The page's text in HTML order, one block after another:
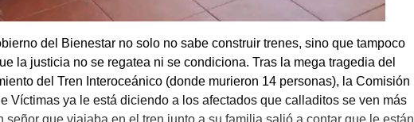
del Bienestar no solo no sabe construir trenes, sino que tampoco
la justicia no se regatea ni se condiciona. Tras la mega tragedia del
del Tren Interoceánico (donde murieron 14 personas), la Comisión
Víctimas ya le está diciendo a los afectados que calladitos se ven más
señor que viajaba en el tren junto a su familia salió a contar que le están